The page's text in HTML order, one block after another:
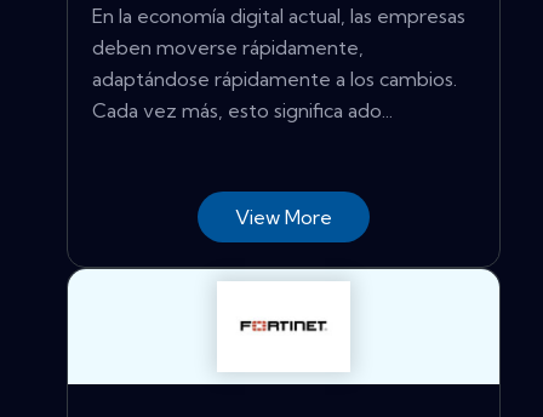
En la economía digital actual, las empresas
deben moverse rápidamente,
adaptándose rápidamente a los cambios.
Cada vez más, esto significa ado...
View More